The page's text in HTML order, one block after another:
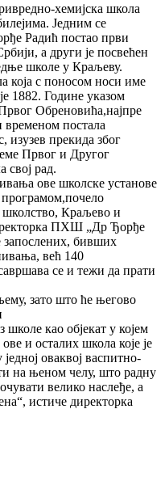
хемијска школа
Једним се
Радић постао први
а други је посвећен
школе у Краљеву.
која с поносом носи име
1882. Године указом
Обреновића,најпре
временом постала
изузев прекида због
Првог и Другог
свој рад.
ове школске установе
школство, Краљево и
ПХШ „Др Ђорђе
запослених, бивших
већ 140
се и тежи да прати
зато што ће његово
школе као објекат у којем
и осталих школа које је
оваквој васпитно-
на њеном челу, што радну
велико наслеђе, а
истиче директорка